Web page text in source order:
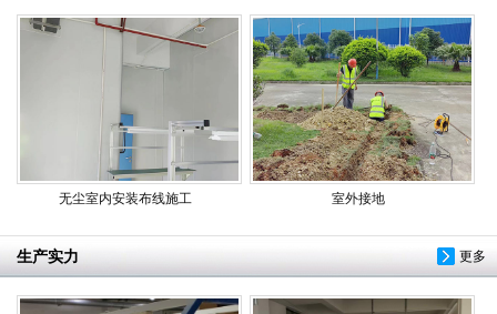
无尘室内安装布线施工 室外接地
更多
生产实力